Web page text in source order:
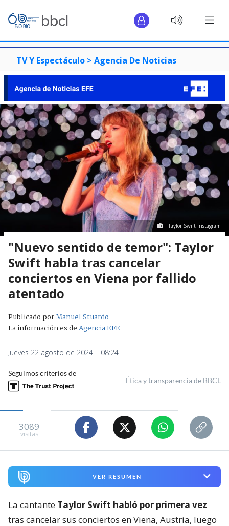
TV Y Espectáculo > Agencia De Noticias
Taylor Swift Instagram
"Nuevo sentido de temor": Taylor
Swift habla tras cancelar
conciertos en Viena por fallido
atentado
Publicado porManuel Stuardo
La información es deAgencia EFE
Jueves 22 agosto de 2024 | 08:24
Seguimos criterios de
Ética y transparencia de BBCL
3089
visitas
VER RESUMEN
La cantante Taylor Swift habló por primera vez
tras cancelar sus conciertos en Viena, Austria, luego